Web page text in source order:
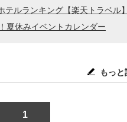
ルランキング【楽天トラベル】
夏休みイベントカレンダー
もっ
1